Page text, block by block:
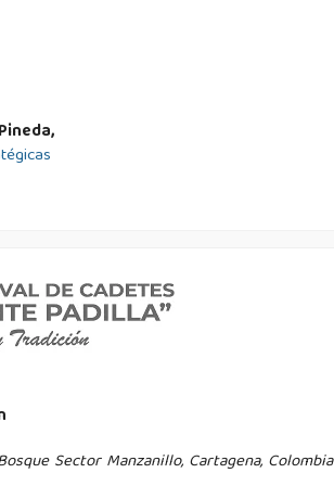
para la armada de
paths. En The Roots
Sector Manzanillo, Cartagena, Colombia